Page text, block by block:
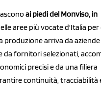
ai piedi del Monviso, in
aree più vocate d'Italia
produzione arriva da aziende
da fornitori selezionati,
precisi e da una filiera
continuità, tracciabilità